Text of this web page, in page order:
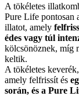
A tökéletes
Pure Life pontosan
illatot, amely
édes vagy túl
kölcsönöznek, míg
keltik.
A tökéletes
amely felfrissít és
során, és a Pure